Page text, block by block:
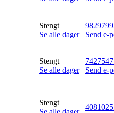
Stengt
Se alle dager
Send e-
Stengt
Se alle dager
Send e-
Stengt
Se alle dager